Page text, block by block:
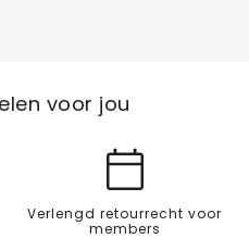
voor jou
Verlengd retourrecht voor
members